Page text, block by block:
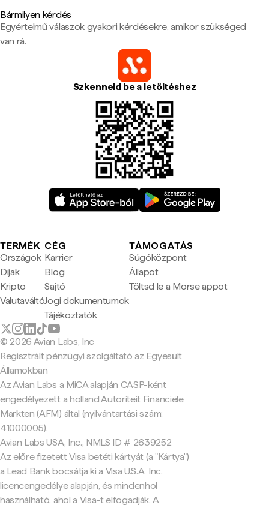
Bármilyen kérdés
Egyértelmű válaszok gyakori kérdésekre, amikor szükséged
van rá.
Szkenneld be a letöltéshez
TERMÉK
Országok
Díjak
Kripto
Valutaváltó
CÉG
Karrier
Blog
Sajtó
Jogi dokumentumok
Tájékoztatók
TÁMOGATÁS
Súgóközpont
Állapot
Töltsd le a Morse appot
© 2026 Avian Labs, Inc
Regisztrált pénzügyi szolgáltató az Egyesült
Államokban
Az Avian Labs a MiCA alapján CASP-ként
engedélyezett a holland Autoriteit Financiële
Markten (AFM) által (nyilvántartási szám:
41000005).
Avian Labs USA, Inc., NMLS ID # 2639252
Az előre fizetett Visa betéti kártyát (a "Kártya")
a Lead Bank bocsátja ki a Visa U.S.A. Inc.
licencengedélye alapján, és mindenhol
használható, ahol a Visa-t elfogadják. A